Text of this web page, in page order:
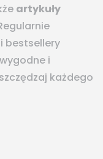
artykuły
bestsellery
i
każdego